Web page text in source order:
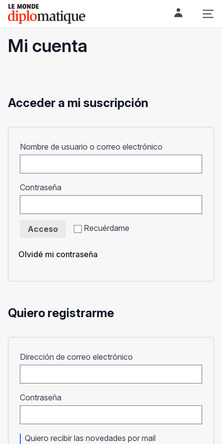
Skip
content
Le monde diplomatique
Mi cuenta
Acceder a mi suscripción
Nombre de usuario o correo electrónico
Contraseña
Recuérdame
Acceso
Olvidé mi contraseña
Quiero registrarme
Dirección de correo electrónico
Contraseña
Quiero recibir las novedades por mail